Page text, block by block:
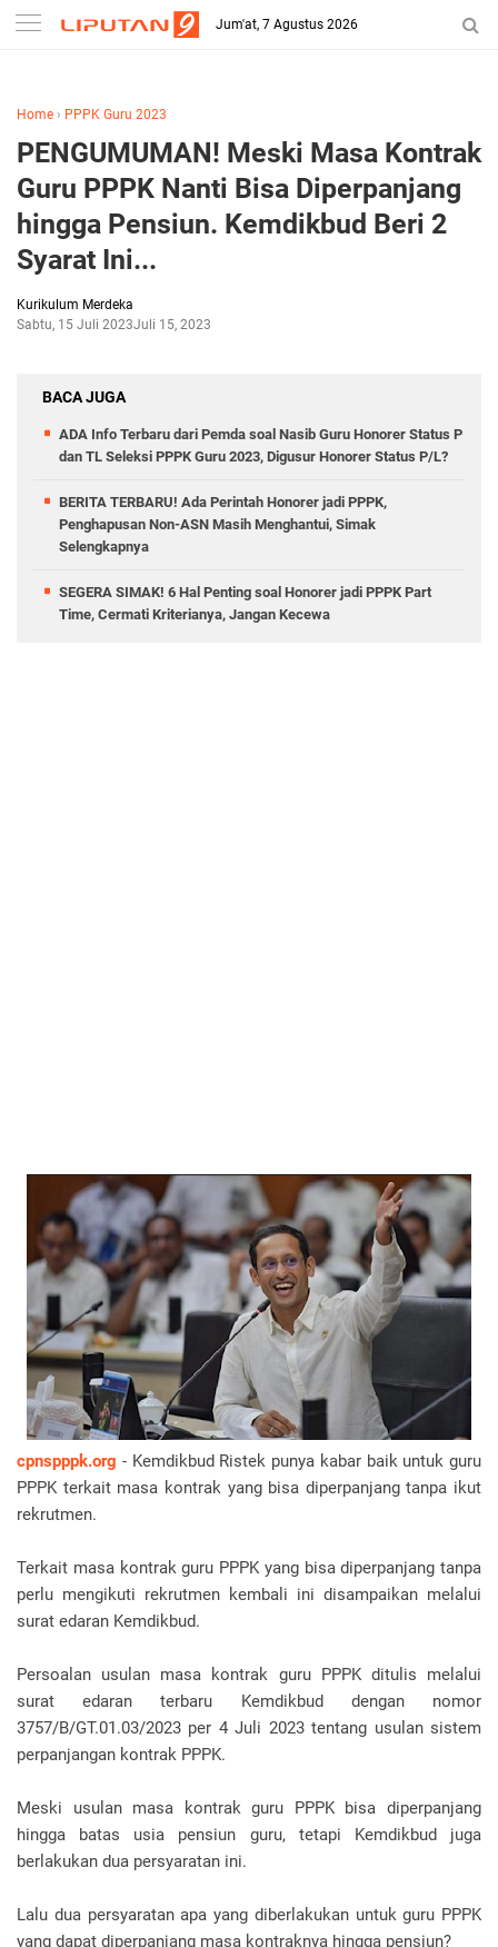
-->
Jum'at, 7 Agustus 2026
Home › PPPK Guru 2023
PENGUMUMAN! Meski Masa Kontrak
Guru PPPK Nanti Bisa Diperpanjang
hingga Pensiun. Kemdikbud Beri 2
Syarat Ini...
Kurikulum Merdeka
Sabtu, 15 Juli 2023Juli 15, 2023
BACA JUGA
ADA Info Terbaru dari Pemda soal Nasib Guru Honorer Status P
dan TL Seleksi PPPK Guru 2023, Digusur Honorer Status P/L?
BERITA TERBARU! Ada Perintah Honorer jadi PPPK,
Penghapusan Non-ASN Masih Menghantui, Simak
Selengkapnya
SEGERA SIMAK! 6 Hal Penting soal Honorer jadi PPPK Part
Time, Cermati Kriterianya, Jangan Kecewa
cpnspppk.org - Kemdikbud Ristek punya kabar baik untuk guru
PPPK terkait masa kontrak yang bisa diperpanjang tanpa ikut
rekrutmen.
Terkait masa kontrak guru PPPK yang bisa diperpanjang tanpa
perlu mengikuti rekrutmen kembali ini disampaikan melalui
surat edaran Kemdikbud.
Persoalan usulan masa kontrak guru PPPK ditulis melalui
surat edaran terbaru Kemdikbud dengan nomor
3757/B/GT.01.03/2023 per 4 Juli 2023 tentang usulan sistem
perpanjangan kontrak PPPK.
Meski usulan masa kontrak guru PPPK bisa diperpanjang
hingga batas usia pensiun guru, tetapi Kemdikbud juga
berlakukan dua persyaratan ini.
Lalu dua persyaratan apa yang diberlakukan untuk guru PPPK
yang dapat diperpanjang masa kontraknya hingga pensiun?